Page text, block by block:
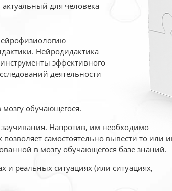
для человека
Нейродидактика
эффективного
деятельности
мозгу обучающегося.
Напротив, им необходимо
самостоятельно вывести то или
в мозгу обучающегося базе знаний.
и реальных ситуациях (или ситуациях,